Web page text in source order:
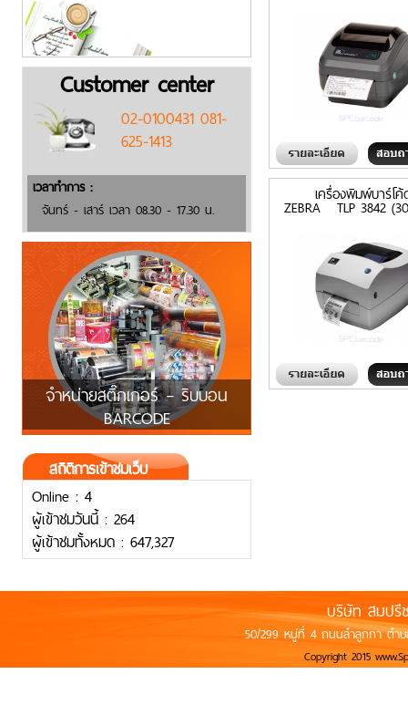
Customer center
02-0100431 081-
625-1413
เวลาทำการ :
จันทร์ - เสาร์ เวลา 08.30 - 17.30 น.
จำหน่ายสติ๊กเกอร์ – ริบบอน
BARCODE
สถิติการเข้าชมเว็บ
Online : 4
ผู้เข้าชมวันนี้ : 264
ผู้เข้าชมทั้งหมด : 647,327
เครื่องพิมพ์บาร์โ
ZEBRA TLP 3842
บริษัท สมปรี
50/299 หมู่ที่ 4 ถนนลำลูกกา ตำบ
Copyright 2015